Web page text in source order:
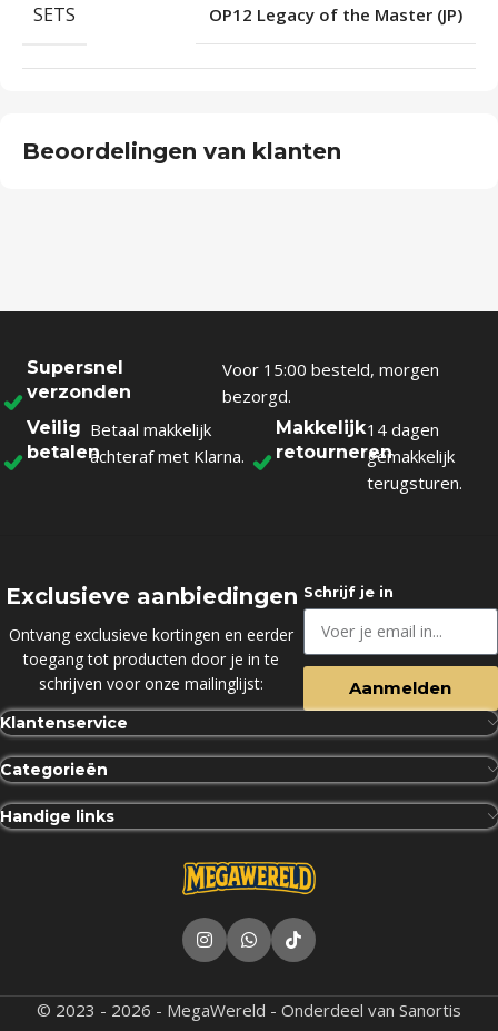
SETS OP12 Legacy of the Master (JP)
Beoordelingen van klanten
Supersnel
verzonden
Voor 15:00 besteld, morgen
bezorgd.
Veilig
betalen
Betaal makkelijk
achteraf met Klarna.
Makkelijk
retourneren
14 dagen
gemakkelijk
terugsturen.
Exclusieve aanbiedingen
Ontvang exclusieve kortingen en eerder
toegang tot producten door je in te
schrijven voor onze mailinglijst:
Schrijf je in
Aanmelden
Klantenservice
Categorieën
Handige links
© 2023 - 2026 - MegaWereld - Onderdeel van Sanortis